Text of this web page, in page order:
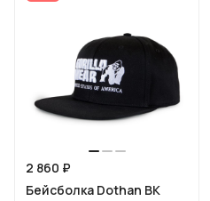
2 860 ₽
Бейсболка Dothan BK